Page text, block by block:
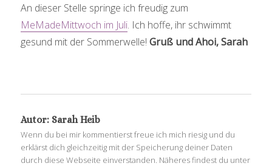
An dieser Stelle springe ich freudig zum
MeMadeMittwoch im Juli. Ich hoffe, ihr schwimmt
gesund mit der Sommerwelle!Gruß und Ahoi, Sarah
Autor: Sarah Heib
Wenn du bei mir kommentierst freue ich mich riesig und du
erklärst dich gleichzeitig mit der Speicherung deiner Daten
durch diese Webseite einverstanden. Näheres findest du unter